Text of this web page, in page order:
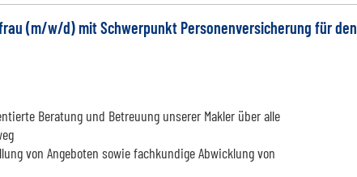
(m/w/d) mit Schwerpunkt Personenversicherung für den
Beratung und Betreuung unserer Makler über alle
von Angeboten sowie fachkundige Abwicklung von